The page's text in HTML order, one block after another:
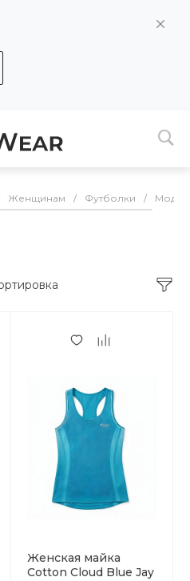
Женщинам / Футболки /
Женская майка
Cotton Cloud Blue Jay